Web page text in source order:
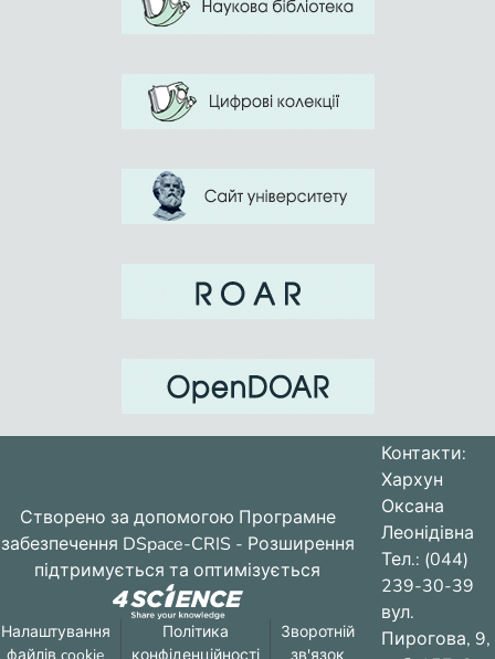
Створено за допомогою Програмне
забезпечення DSpace-CRIS - Розширення
підтримується та оптимізується
Налаштування
Політика
Зворотній
Контакти:
Хархун
Оксана
Леонідівна
Тел.: (044)
239-30-39
вул.
Пирогова, 9,